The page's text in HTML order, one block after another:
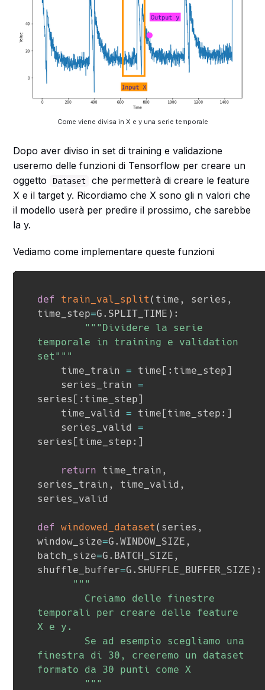
Come viene divisa in X e y una serie temporale
Dopo aver diviso in set di training e validazione
useremo delle funzioni di Tensorflow per creare un
oggetto
Dataset
che permetterà di creare le feature
X e il target y. Ricordiamo che X sono gli n valori che
il modello userà per predire il prossimo, che sarebbe
la y.
Vediamo come implementare queste funzioni
def train_val_split ( time , series ,
time_step=G . SPLIT_TIME ) :
"""Dividere la serie
temporale in training e validation
set"""
    time_train
= time [ : time_step]
    series_train
=
series [ : time_step]
    time_valid
= time [time_step : ]
    series_valid
=
series [time_step : ]
return time_train ,
series_train , time_valid ,
series_valid
def windowed_dataset ( series ,
window_size=G .WINDOW_SIZE ,
batch_size=G . BATCH_SIZE ,
shuffle_buffer=G . SHUFFLE_BUFFER_SIZE ) :
"""
temporali per creare delle feature
X e y.
finestra di 30, creeremo un dataset
formato da 30 punti come X
		"""